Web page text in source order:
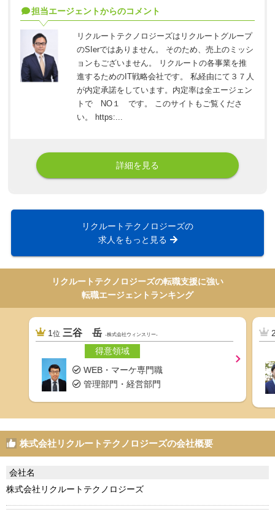
担当エージェントからのコメント
リクルートテクノロジーズはリクルートグループ
のSIerではありません。 そのため、売上のミッシ
ョンもございません。 リクルートの各事業を推
進するためのIT戦略会社です。 私経由にて３７人
が内定承諾をしています。内定率は全エージェン
トで NO１ です。 このサイトもご覧くださ
い。 https:...
詳細を見る
リクルートテクノロジーズの
求人をもっと見る
リクルートテクノロジーズの転職支援に強い
転職エージェントランキング
1位 三谷 岳 -株式会社ウィンスリー-
得意領域
WEB・マーケ専門職
管理部門・経営部門
株式会社リクルートテクノロジーズの会社概要
会社名
株式会社リクルートテクノロジーズ